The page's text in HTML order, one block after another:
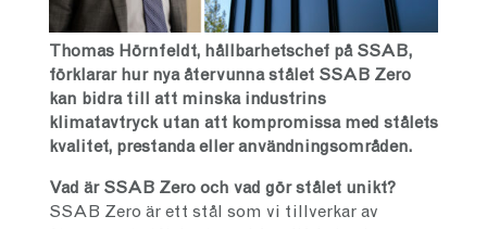
Thomas Hörnfeldt, hållbarhetschef på SSAB,
förklarar hur nya återvunna stålet SSAB Zero
kan bidra till att minska industrins
klimatavtryck utan att kompromissa med stålets
kvalitet, prestanda eller användningsområden.
Vad är SSAB Zero och vad gör stålet unikt?
SSAB Zero är ett stål som vi tillverkar av